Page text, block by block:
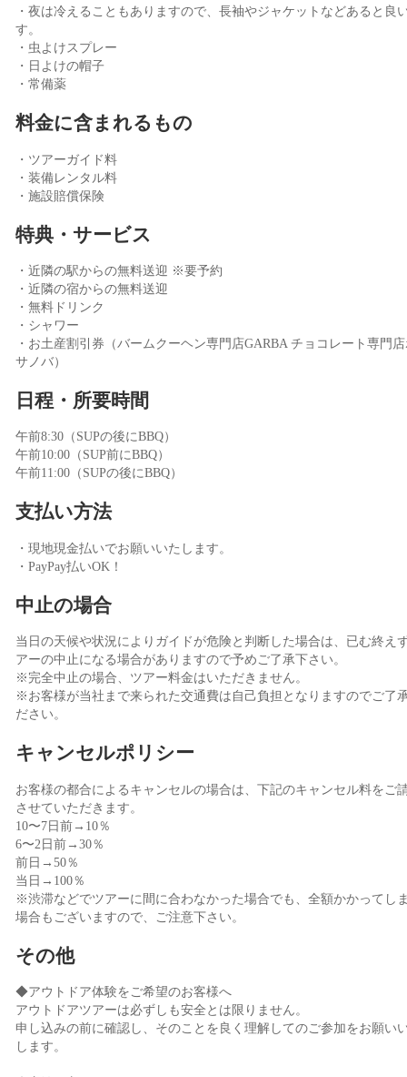
・夜は冷えることもありますので、長袖やジャケットなどあると良
す。
・虫よけスプレー
・日よけの帽子
・常備薬
料金に含まれるもの
・ツアーガイド料
・装備レンタル料
・施設賠償保険
特典・サービス
・近隣の駅からの無料送迎 ※要予約
・近隣の宿からの無料送迎
・無料ドリンク
・シャワー
・お土産割引券（バームクーヘン専門店GARBA チョコレート専門
サノバ）
日程・所要時間
午前8:30（SUPの後にBBQ）
午前10:00（SUP前にBBQ）
午前11:00（SUPの後にBBQ）
支払い方法
・現地現金払いでお願いいたします。
・PayPay払いOK！
中止の場合
当日の天候や状況によりガイドが危険と判断した場合は、已む終え
アーの中止になる場合がありますので予めご了承下さい。
※完全中止の場合、ツアー料金はいただきません。
※お客様が当社まで来られた交通費は自己負担となりますのでご了
ださい。
キャンセルポリシー
お客様の都合によるキャンセルの場合は、下記のキャンセル料をご
させていただきます。
10〜7日前→10％
6〜2日前→30％
前日→50％
当日→100％
※渋滞などでツアーに間に合わなかった場合でも、全額かかってし
場合もございますので、ご注意下さい。
その他
◆アウトドア体験をご希望のお客様へ
アウトドアツアーは必ずしも安全とは限りません。
申し込みの前に確認し、そのことを良く理解してのご参加をお願い
します。